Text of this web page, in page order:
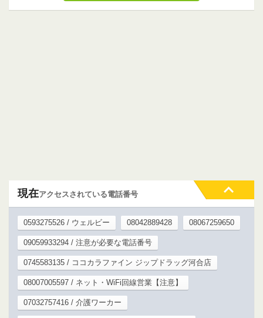
現在アクセスされている電話番号
0593275526 / ウェルビー 08042889428 08067259650
09059933294 / 注意が必要な電話番号
0745583135 / ココカラファイン ジップドラッグ河合店
08007005597 / ネット・WiFi回線営業【注意】
07032757416 / 介護ワーカー